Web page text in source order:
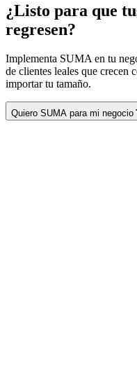
¿Listo para que
regresen?
Implementa SUMA en tu
de clientes leales que
importar tu tamaño.
Quiero SUMA para mi negocio